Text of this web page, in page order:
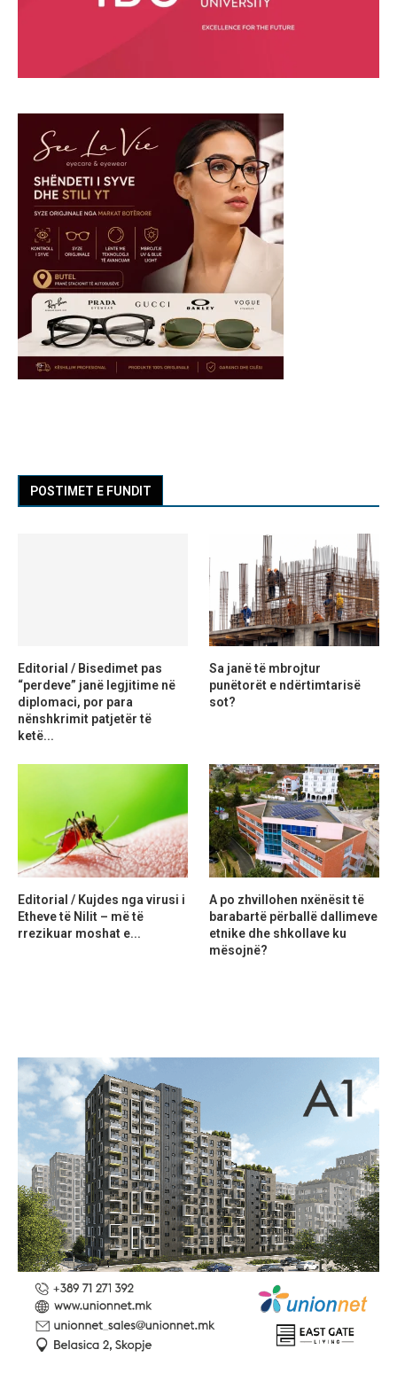
POSTIMET E FUNDIT
Editorial / Bisedimet pas
“perdeve” janë legjitime në
diplomaci, por para
nënshkrimit patjetër të
ketë...
Sa janë të mbrojtur
punëtorët e ndërtimtarisë
sot?
Editorial / Kujdes nga virusi i
Etheve të Nilit – më të
rrezikuar moshat e...
A po zhvillohen nxënësit të
barabartë përballë dallimeve
etnike dhe shkollave ku
mësojnë?